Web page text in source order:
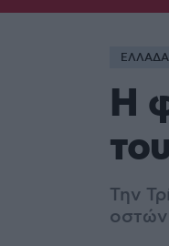
ΕΛΛΑΔΑ
Η
Την
οστών